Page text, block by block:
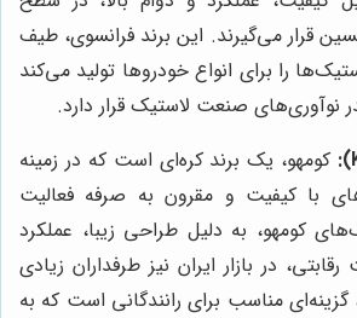
قرار می‌گیرند. این برند فرانسوی، طیف
را برای انواع خودروها تولید می‌کند
نوآوری‌های صنعت لاستیک قرار دارد.
کومهو، یک برند کره‌ای است که در زمینه
با کیفیت و مقرون به صرفه فعالیت
کومهو، به دلیل طراحی زیبا، عملکرد
در بازار ایران نیز طرفداران زیادی
گزینه‌ای مناسب برای رانندگانی است که به